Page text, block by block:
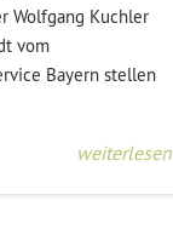
Wolfgang Kuchler
vom
Bayern stellen
weiterlesen